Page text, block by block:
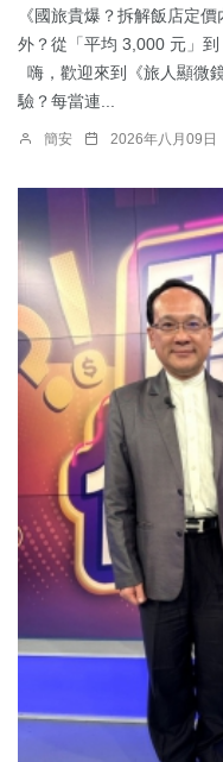
《國旅貴爆？拆解飯店定
外？從「平均 3,000 元」
嗨，歡迎來到《旅人顯
驗？每當連...
簡安 2026年八月09日